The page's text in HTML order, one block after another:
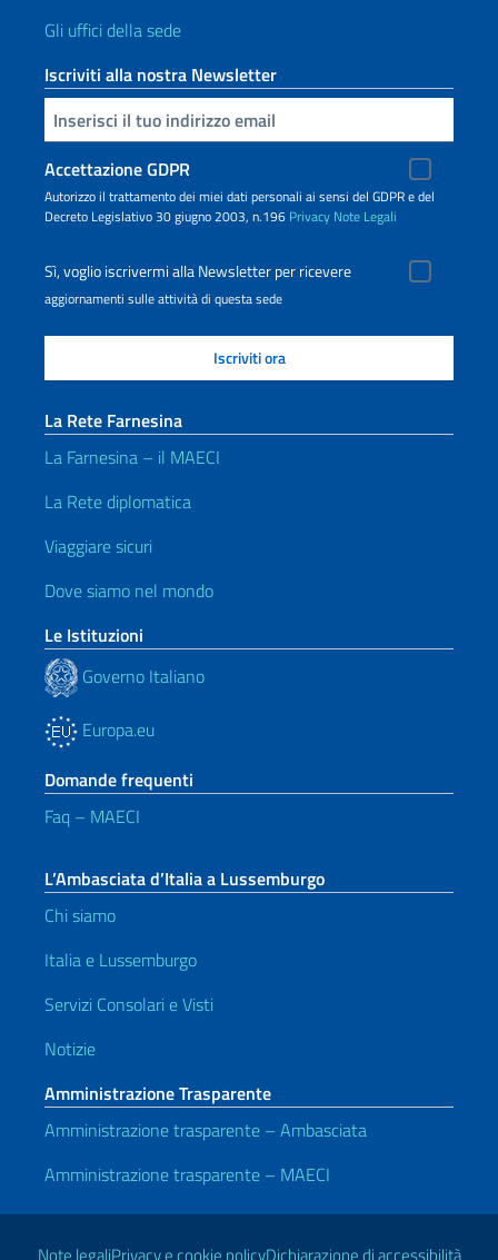
Gli uffici della sede
Iscriviti alla nostra Newsletter
Inserisci la tua email
Accettazione GDPR
Autorizzo il trattamento dei miei dati personali ai sensi del GDPR e del
Decreto Legislativo 30 giugno 2003, n.196 Privacy Note Legali
Sì, voglio iscrivermi alla Newsletter per ricevere
aggiornamenti sulle attività di questa sede
La Rete Farnesina
La Farnesina – il MAECI
La Rete diplomatica
Viaggiare sicuri
Dove siamo nel mondo
Le Istituzioni
Governo Italiano
Europa.eu
Domande frequenti
Faq – MAECI
L’Ambasciata d’Italia a Lussemburgo
Chi siamo
Italia e Lussemburgo
Servizi Consolari e Visti
Notizie
Amministrazione Trasparente
Amministrazione trasparente – Ambasciata
Amministrazione trasparente – MAECI
Link Utili